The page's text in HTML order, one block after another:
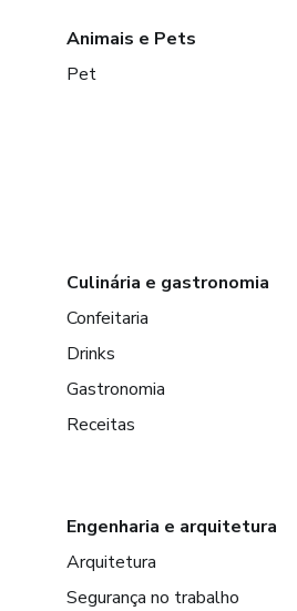
Animais e Pets
Pet
Culinária e gastronomia
Confeitaria
Drinks
Gastronomia
Receitas
Engenharia e arquitetura
Arquitetura
Segurança no trabalho